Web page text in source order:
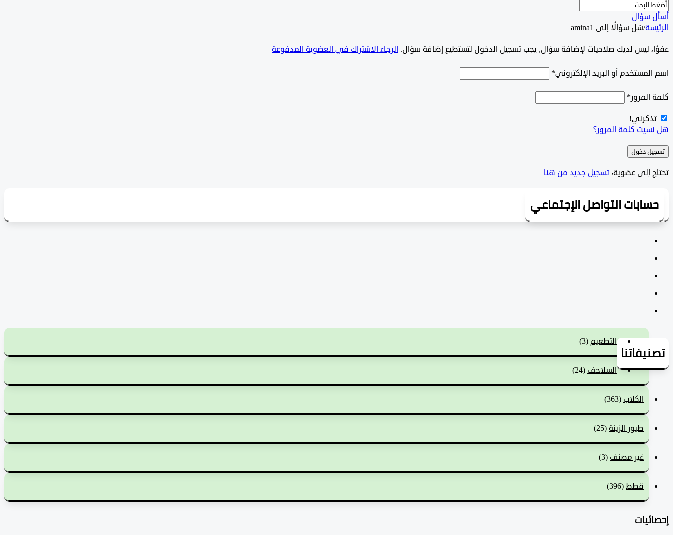
أسأل سؤال
الرئيسة/سَل سؤالًا إلى amina1
‫‫‫عفوًا، ليس لديك صلاحيات لإضافة سؤال, يجب تسجيل الدخول لتستطيع إضافة سؤال. الرجاء الاشتراك في العضوية المدفوعة
اسم المستخدم أو البريد الإلكتروني*
كلمة المرور*
تذكرني!
هل نسيت كلمة المرور؟
تسجيل دخول
تحتاج إلى عضوية،‫تسجيل جديد من هنا
حسابات التواصل الإجتماعي
تصنيفاتنا
التطعيم(3)
السلاحف (24)
الكلاب (363)
طيور الزينة (25)
غير مصنف (3)
قطط(396)
إحصائيات